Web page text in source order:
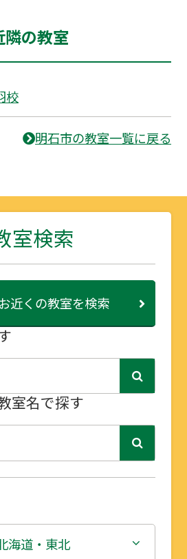
隣の教室
校
明石市の教室一覧に戻る
室検索
お近くの教室を検索
室名で探す
海道・東北